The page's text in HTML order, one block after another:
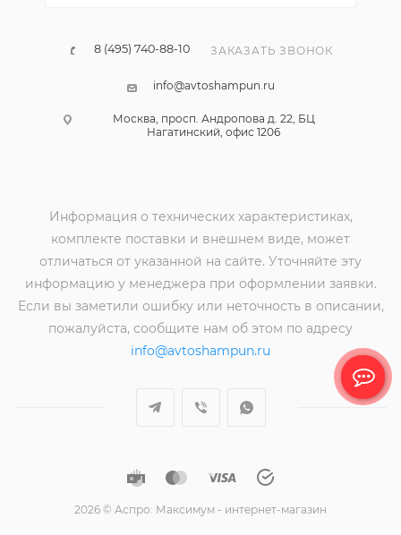
8 (495) 740-88-10 ЗАКАЗАТЬ ЗВОНОК
info@avtoshampun.ru
Москва, просп. Андропова д. 22, БЦ
Нагатинский, офис 1206
Информация о технических характеристиках,
комплекте поставки и внешнем виде, может
отличаться от указанной на сайте. Уточняйте эту
информацию у менеджера при оформлении заявки.
Если вы заметили ошибку или неточность в описании,
пожалуйста, сообщите нам об этом по адресу
info@avtoshampun.ru
2026 © Аспро: Максимум - интернет-магазин